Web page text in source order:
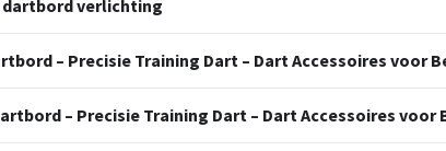
dartbord verlichting
– Precisie Training Dart – Dart Accessoires voor
– Precisie Training Dart – Dart Accessoires voor